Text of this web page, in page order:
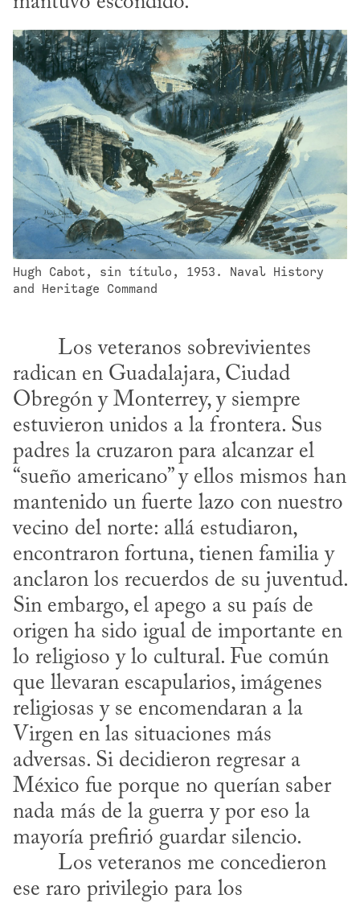
Hugh Cabot, sin título, 1953. Naval History
and Heritage Command
radican en Guadalajara, Ciudad
Obregón y Monterrey, y siempre
estuvieron unidos a la frontera. Sus
padres la cruzaron para alcanzar el
“sueño americano” y ellos mismos han
mantenido un fuerte lazo con nuestro
vecino del norte: allá estudiaron,
encontraron fortuna, tienen familia y
anclaron los recuerdos de su juventud.
Sin embargo, el apego a su país de
origen ha sido igual de importante en
lo religioso y lo cultural. Fue común
que llevaran escapularios, imágenes
religiosas y se encomendaran a la
Virgen en las situaciones más
adversas. Si decidieron regresar a
México fue porque no querían saber
nada más de la guerra y por eso la
mayoría prefirió guardar silencio.
ese raro privilegio para los